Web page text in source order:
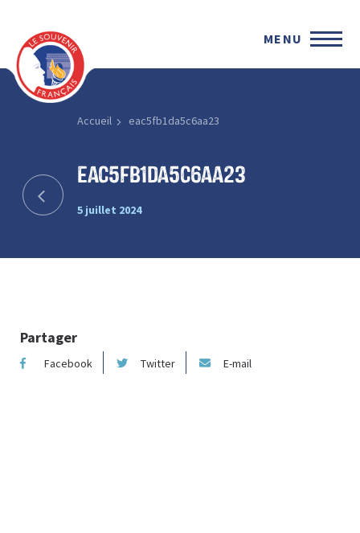
MENU
Accueil eac5fb1da5c6aa23
eac5fb1da5c6aa23
5 juillet 2024
Partager
Facebook Twitter E-mail